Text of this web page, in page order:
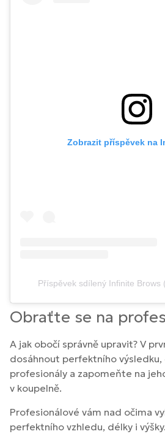
Zobrazit příspěvek na
Příspěvek sdílený Infinite Brows
Obraťte se na
A jak obočí správně upravit? V
dosáhnout perfektního
profesionály a zapomeňte na
v koupelně.
Profesionálové vám nad očima
perfektního vzhledu, délky i